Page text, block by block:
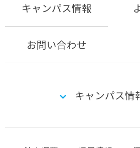
キャンパス情報
お問い合わせ
キャンパス情